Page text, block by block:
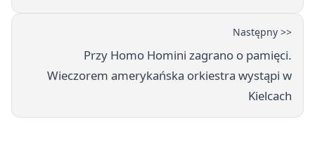
Następny >>
Przy Homo Homini zagrano o pamięci.
Wieczorem amerykańska orkiestra wystąpi w
Kielcach